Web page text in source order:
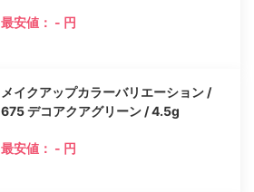
最安値： - 円
メイクアップカラーバリエーション /
675 デコアクアグリーン / 4.5g
最安値： - 円